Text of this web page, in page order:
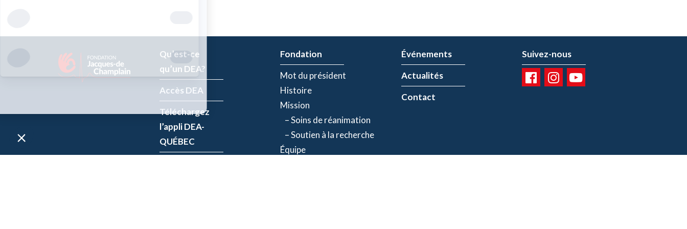
Qu’est-ce
qu’un DEA?
Accès DEA
Téléchargez
l’appli DEA-
QUÉBEC
Fondation
Mot du président
Histoire
Mission
– Soins de réanimation
– Soutien à la recherche
Équipe
Événements
Actualités
Contact
Suivez-nous